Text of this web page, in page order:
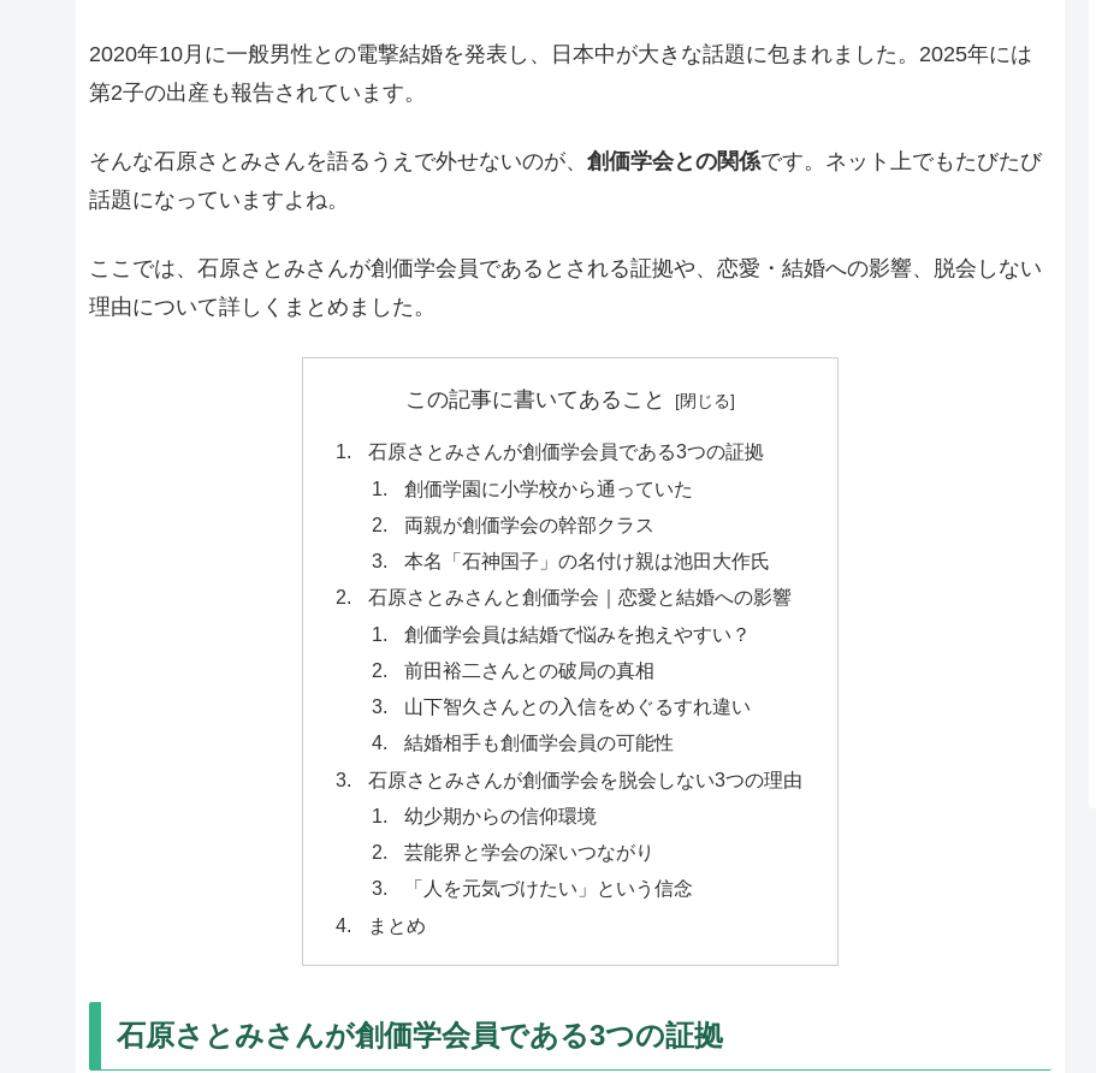
2020年10月に一般男性との電撃結婚を発表し、日本中が大きな話題に包まれました。2025年には
第2子の出産も報告されています。
そんな石原さとみさんを語るうえで外せないのが、 創価学会との関係です。ネット上でもたびたび
話題になっていますよね。
ここでは、石原さとみさんが創価学会員であるとされる証拠や、恋愛・結婚への影響、脱会しない
理由について詳しくまとめました。
この記事に書いてあること
石原さとみさんが創価学会員である3つの証拠
創価学園に小学校から通っていた
両親が創価学会の幹部クラス
本名「石神国子」の名付け親は池田大作氏
石原さとみさんと創価学会｜恋愛と結婚への影響
創価学会員は結婚で悩みを抱えやすい？
前田裕二さんとの破局の真相
山下智久さんとの入信をめぐるすれ違い
結婚相手も創価学会員の可能性
石原さとみさんが創価学会を脱会しない3つの理由
幼少期からの信仰環境
芸能界と学会の深いつながり
「人を元気づけたい」という信念
まとめ
石原さとみさんが創価学会員である3つの証拠